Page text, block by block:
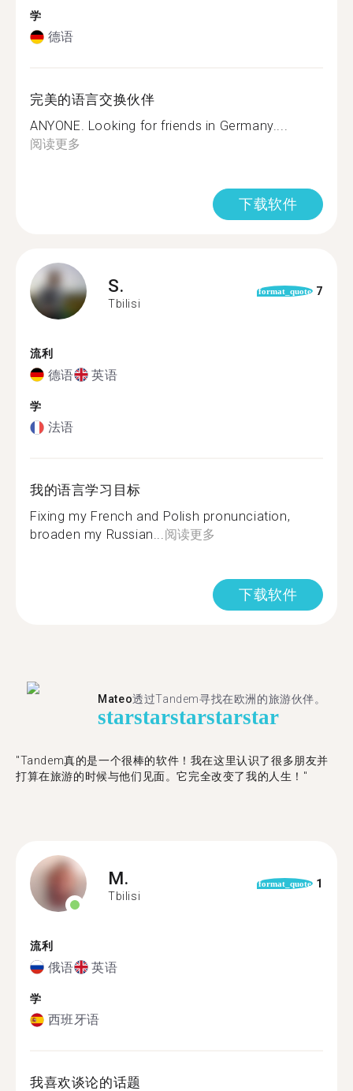
学
德语
完美的语言交换伙伴
ANYONE. Looking for friends in Germany....
阅读更多
下载软件
S.
Tbilisi
format_quote 7
流利
德语 英语
学
法语
我的语言学习目标
Fixing my French and Polish pronunciation,
broaden my Russian...阅读更多
下载软件
Mateo透过Tandem寻找在欧洲的旅游伙伴。
starstarstarstarstar
"Tandem真的是一个很棒的软件！我在这里认识了很多朋友并
打算在旅游的时候与他们见面。它完全改变了我的人生！"
M.
Tbilisi
format_quote 1
流利
俄语 英语
学
西班牙语
我喜欢谈论的话题